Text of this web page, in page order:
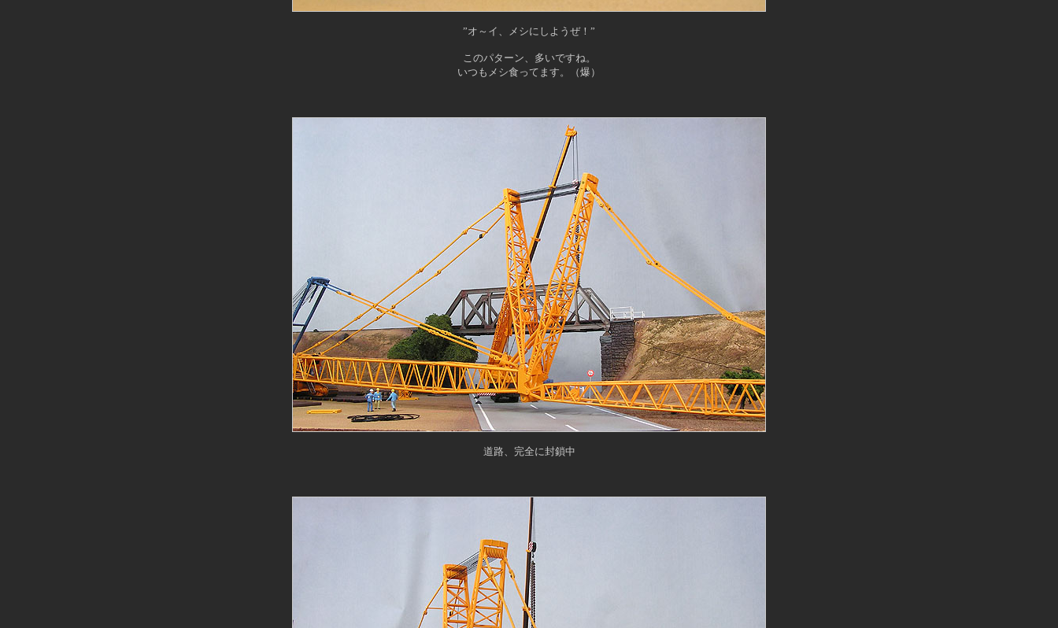
”オ～イ、メシにしようぜ！”
このパターン、多いですね。
いつもメシ食ってます。（爆）
道路、完全に封鎖中